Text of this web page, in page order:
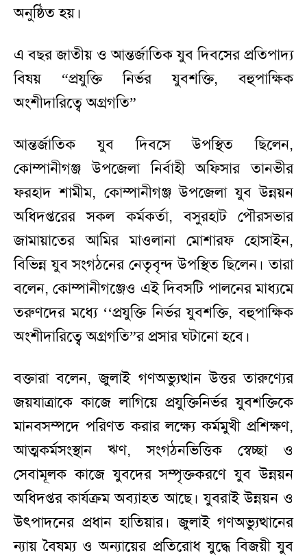
অনুষ্ঠিত হয়।
এ বছর জাতীয় ও আন্তর্জাতিক যুব দিবসের প্রতিপাদ্য
বিষয় “প্রযুক্তি নির্ভর যুবশক্তি, বহুপাক্ষিক
অংশীদারিত্বে অগ্রগতি”
আন্তর্জাতিক যুব দিবসে উপস্থিত ছিলেন,
কোম্পানীগঞ্জ উপজেলা নির্বাহী অফিসার তানভীর
ফরহাদ শামীম, কোম্পানীগঞ্জ উপজেলা যুব উন্নয়ন
অধিদপ্তরের সকল কর্মকর্তা, বসুরহাট পৌরসভার
জামায়াতের আমির মাওলানা মোশারফ হোসাইন,
বিভিন্ন যুব সংগঠনের নেতৃবৃন্দ উপস্থিত ছিলেন। তারা
বলেন, কোম্পানীগঞ্জেও এই দিবসটি পালনের মাধ্যমে
তরুণদের মধ্যে ‘‘প্রযুক্তি নির্ভর যুবশক্তি, বহুপাক্ষিক
অংশীদারিত্বে অগ্রগতি”র প্রসার ঘটানো হবে।
বক্তারা বলেন, জুলাই গণঅভ্যুত্থান উত্তর তারুণ্যের
জয়যাত্রাকে কাজে লাগিয়ে প্রযুক্তিনির্ভর যুবশক্তিকে
মানবসম্পদে পরিণত করার লক্ষ্যে কর্মমুখী প্রশিক্ষণ,
আত্মকর্মসংস্থান ঋণ, সংগঠনভিত্তিক স্বেচ্ছা ও
সেবামূলক কাজে যুবদের সম্পৃক্তকরণে যুব উন্নয়ন
অধিদপ্তর কার্যক্রম অব্যাহত আছে। যুবরাই উন্নয়ন ও
উৎপাদনের প্রধান হাতিয়ার। জুলাই গণঅভ্যুত্থানের
ন্যায় বৈষম্য ও অন্যায়ের প্রতিরোধ যুদ্ধে বিজয়ী যুব